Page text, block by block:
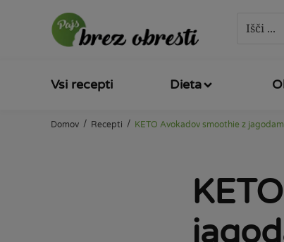
Vsi recepti Dieta
Domov / Recepti / KETO Avokadov smoothie z